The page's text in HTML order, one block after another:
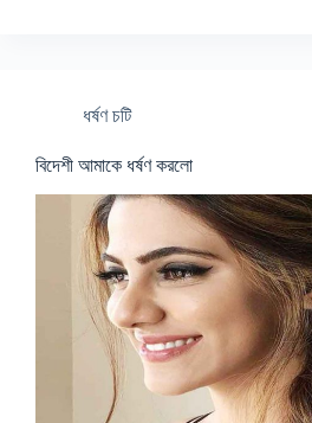
ধর্ষণ চটি
বিদেশী আমাকে ধর্ষণ করলো